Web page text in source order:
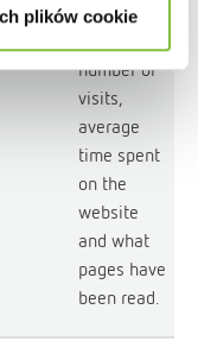
plików cookie
website,
number of
visits,
average
time spent
on the
website
and what
pages have
been read.